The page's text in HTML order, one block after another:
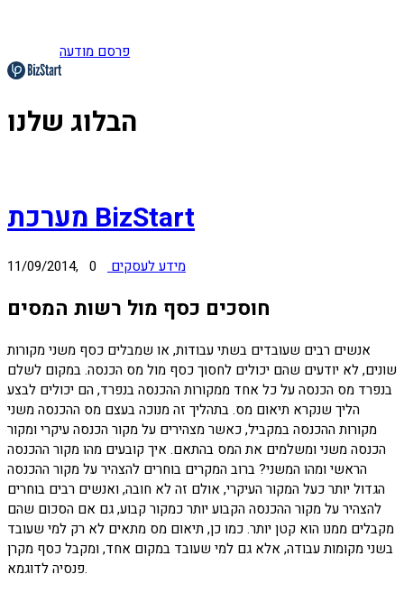
פרסם מודעה
הבלוג שלנו
מערכת BizStart
11/09/2014, מידע לעסקים 0
חוסכים כסף מול רשות המסים
אנשים רבים שעובדים בשתי עבודות, או שמבלים כסף משני מקורות
שונים, לא יודעים שהם יכולים לחסוך כסף מול מס הכנסה. במקום לשלם
בנפרד מס הכנסה על כל אחד ממקורות ההכנסה בנפרד, הם יכולים לבצע
הליך שנקרא תיאום מס. בתהליך זה מנוכה בעצם מס ההכנסה משני
מקורות ההכנסה במקביל, כאשר מצהירים על מקור הכנסה עיקרי ומקור
הכנסה משני ומשלמים את המס בהתאם. איך קובעים מהו מקור ההכנסה
הראשי ומהו המשני? ברוב המקרים בוחרים להצהיר על מקור ההכנסה
הגדול יותר כעל המקור העיקרי, אולם זה לא חובה, ואנשים רבים בוחרים
להצהיר על מקור ההכנסה הקבוע יותר כמקור קבוע, גם אם הסכום שהם
מקבלים ממנו הוא קטן יותר. כמו כן, תיאום מס מתאים לא רק למי שעובד
בשני מקומות עבודה, אלא גם למי שעובד במקום אחד, ומקבל כסף מקרן
פנסיה לדוגמא.